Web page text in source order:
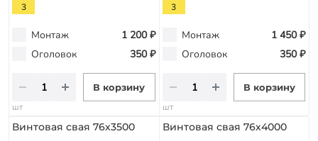
3
Монтаж
1 200 ₽
Оголовок
350 ₽
В корзину
шт
3
Монтаж
1 450 ₽
Оголовок
350 ₽
В корзину
шт
Винтовая свая 76х3500 Винтовая свая 76х4000